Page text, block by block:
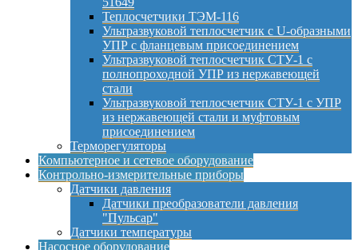
Теплосчетчики ТЭМ-116
Ультразвуковой теплосчетчик с U-образными
УПР с фланцевым присоединением
Ультразвуковой теплосчетчик СТУ-1 с
полнопроходной УПР из нержавеющей
стали
Ультразвуковой теплосчетчик СТУ-1 с УПР
из нержавеющей стали и муфтовым
присоединением
Терморегуляторы
Компьютерное и сетевое оборудование
Контрольно-измерительные приборы
Датчики давления
Датчики преобразователи давления
"Пульсар"
Датчики температуры
Насосное оборудование